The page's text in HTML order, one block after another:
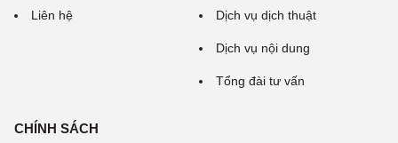
Liên hệ Dịch vụ dịch thuật
Dịch vụ nội dung
Tổng đài tư vấn
CHÍNH SÁCH